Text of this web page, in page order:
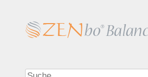
Suche nach: